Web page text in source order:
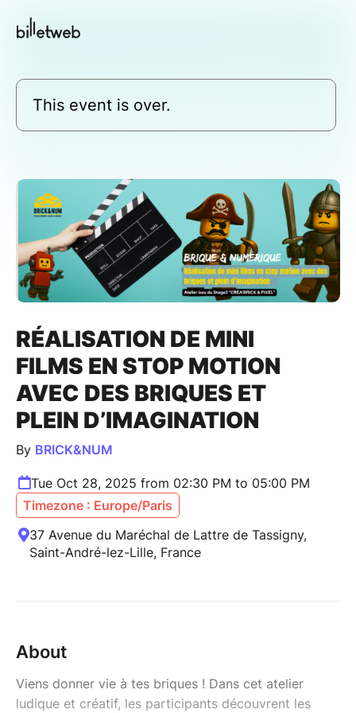
This event is over.
RÉALISATION DE MINI
FILMS EN STOP MOTION
AVEC DES BRIQUES ET
PLEIN D’IMAGINATION
By BRICK&NUM
Tue Oct 28, 2025 from 02:30 PM to 05:00 PM
Timezone : Europe/Paris
37 Avenue du Maréchal de Lattre de Tassigny,
Saint-André-lez-Lille, France
About
Viens donner vie à tes briques ! Dans cet atelier
ludique et créatif, les participants découvrent les